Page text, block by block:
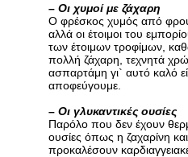
– Οι χυμοί με ζάχαρη
Ο φρέσκος χυμός από
αλλά οι έτοιμοι του
των έτοιμων τροφίμων,
πολλή ζάχαρη, τεχνητά
ασπαρτάμη γι` αυτό καλό
αποφεύγουμε.
– Οι γλυκαντικές ουσίες
Παρόλο που δεν έχουν
ουσίες όπως η ζαχαρίνη
προκαλέσουν